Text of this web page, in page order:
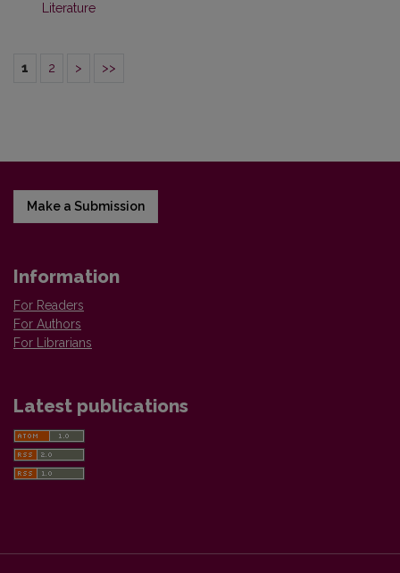
Literature
1 2 > >>
Make a Submission
Information
For Readers
For Authors
For Librarians
Latest publications